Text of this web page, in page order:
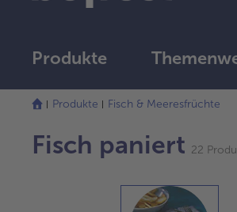
Produkte
Produkte
Fisch & Meeresfrüchte
Fisch paniert 22
Die
Liste
erfolgreich
aktualisiert